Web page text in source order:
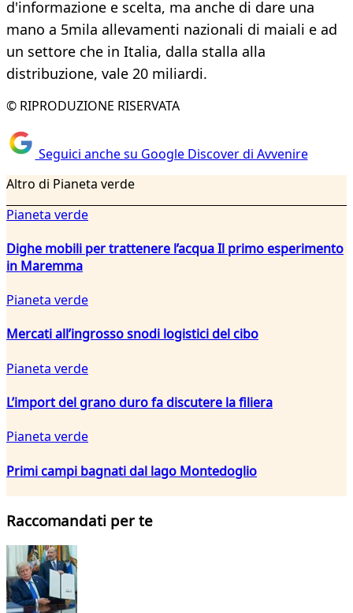
d'informazione e scelta, ma anche di dare una
mano a 5mila allevamenti nazionali di maiali e ad
un settore che in Italia, dalla stalla alla
distribuzione, vale 20 miliardi.
© RIPRODUZIONE RISERVATA
Seguici anche su Google Discover di Avvenire
Altro di Pianeta verde
Pianeta verde
Dighe mobili per trattenere l’acqua Il primo esperimento
in Maremma
Pianeta verde
Mercati all’ingrosso snodi logistici del cibo
Pianeta verde
L’import del grano duro fa discutere la filiera
Pianeta verde
Primi campi bagnati dal lago Montedoglio
Raccomandati per te